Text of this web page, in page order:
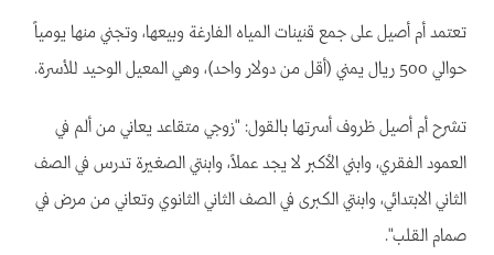
تعتمد أم أصيل على جمع قنينات المياه الفارغة وبيعها، وتجني منها يومياً
حوالي 500 ريال يمني (أقل من دولار واحد)، وهي المعيل الوحيد للأسرة.
تشرح أم أصيل ظروف أسرتها بالقول: "زوجي متقاعد يعاني من ألم في
العمود الفقري، وابني الأكبر لا يجد عملاً، وابنتي الصغيرة تدرس في الصف
الثاني الابتدائي، وابنتي الكبرى في الصف الثاني الثانوي وتعاني من مرض في
صمام القلب".